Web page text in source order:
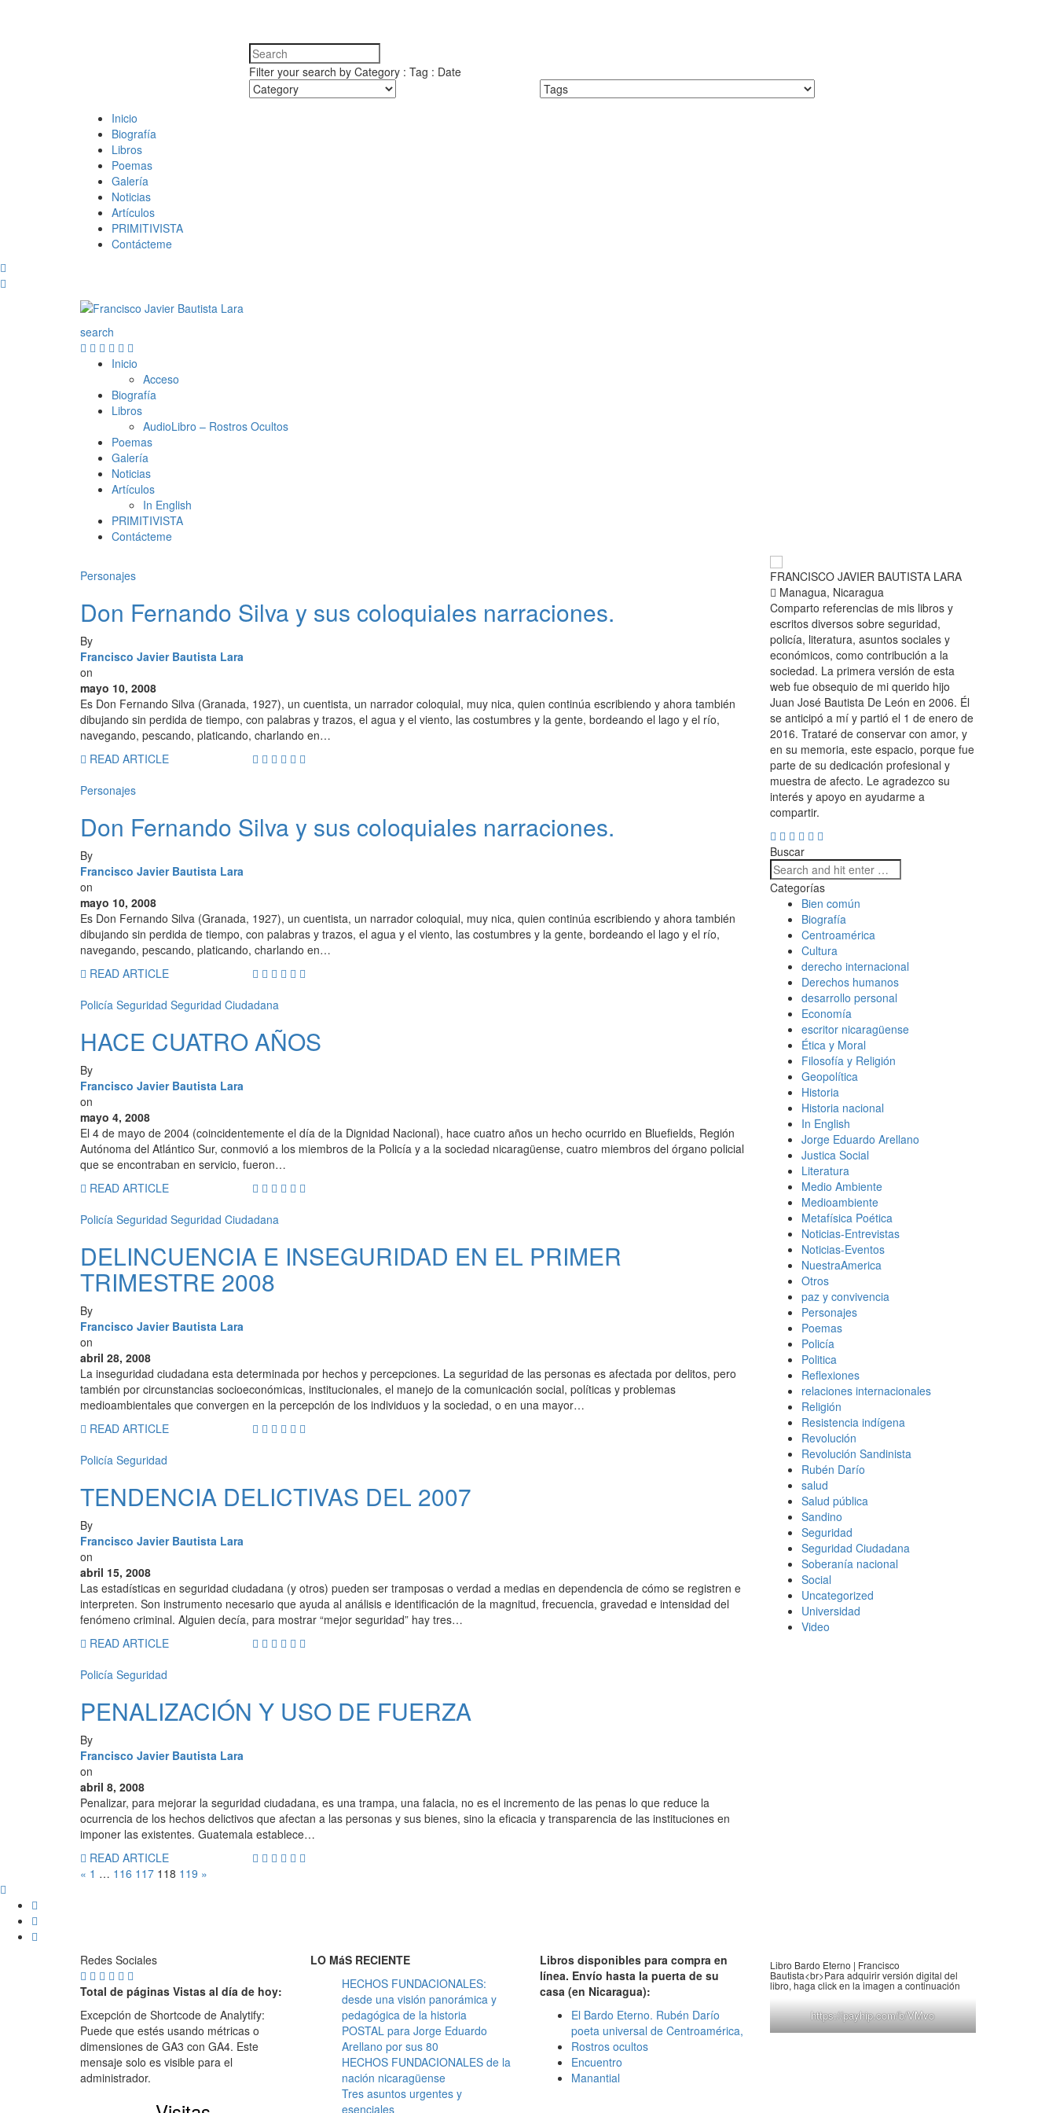
Filter your search by Category : Tag : Date
Inicio
Biografía
Libros
Poemas
Galería
Noticias
Artículos
PRIMITIVISTA
Contácteme
search
Inicio
Acceso
Biografía
Libros
AudioLibro – Rostros Ocultos
Poemas
Galería
Noticias
Artículos
In English
PRIMITIVISTA
Contácteme
Personajes
Don Fernando Silva y sus coloquiales narraciones.
By
Francisco Javier Bautista Lara
on
mayo 10, 2008
Es Don Fernando Silva (Granada, 1927), un cuentista, un narrador coloquial, muy nica, quien continúa escribiendo y ahora también
dibujando sin perdida de tiempo, con palabras y trazos, el agua y el viento, las costumbres y la gente, bordeando el lago y el río,
navegando, pescando, platicando, charlando en…
READ ARTICLE
Personajes
Don Fernando Silva y sus coloquiales narraciones.
By
Francisco Javier Bautista Lara
on
mayo 10, 2008
Es Don Fernando Silva (Granada, 1927), un cuentista, un narrador coloquial, muy nica, quien continúa escribiendo y ahora también
dibujando sin perdida de tiempo, con palabras y trazos, el agua y el viento, las costumbres y la gente, bordeando el lago y el río,
navegando, pescando, platicando, charlando en…
READ ARTICLE
Policía Seguridad Seguridad Ciudadana
HACE CUATRO AÑOS
By
Francisco Javier Bautista Lara
on
mayo 4, 2008
El 4 de mayo de 2004 (coincidentemente el día de la Dignidad Nacional), hace cuatro años un hecho ocurrido en Bluefields, Región
Autónoma del Atlántico Sur, conmovió a los miembros de la Policía y a la sociedad nicaragüense, cuatro miembros del órgano policial
que se encontraban en servicio, fueron…
READ ARTICLE
Policía Seguridad Seguridad Ciudadana
DELINCUENCIA E INSEGURIDAD EN EL PRIMER
TRIMESTRE 2008
By
Francisco Javier Bautista Lara
on
abril 28, 2008
La inseguridad ciudadana esta determinada por hechos y percepciones. La seguridad de las personas es afectada por delitos, pero
también por circunstancias socioeconómicas, institucionales, el manejo de la comunicación social, políticas y problemas
medioambientales que convergen en la percepción de los individuos y la sociedad, o en una mayor…
READ ARTICLE
Policía Seguridad
TENDENCIA DELICTIVAS DEL 2007
By
Francisco Javier Bautista Lara
on
abril 15, 2008
Las estadísticas en seguridad ciudadana (y otros) pueden ser tramposas o verdad a medias en dependencia de cómo se registren e
interpreten. Son instrumento necesario que ayuda al análisis e identificación de la magnitud, frecuencia, gravedad e intensidad del
fenómeno criminal. Alguien decía, para mostrar “mejor seguridad” hay tres…
READ ARTICLE
Policía Seguridad
PENALIZACIÓN Y USO DE FUERZA
By
Francisco Javier Bautista Lara
on
abril 8, 2008
Penalizar, para mejorar la seguridad ciudadana, es una trampa, una falacia, no es el incremento de las penas lo que reduce la
ocurrencia de los hechos delictivos que afectan a las personas y sus bienes, sino la eficacia y transparencia de las instituciones en
imponer las existentes. Guatemala establece…
READ ARTICLE
« 1 … 116 117 118 119 »
FRANCISCO JAVIER BAUTISTA LARA
Managua, Nicaragua
Comparto referencias de mis libros y
escritos diversos sobre seguridad,
policía, literatura, asuntos sociales y
económicos, como contribución a la
sociedad. La primera versión de esta
web fue obsequio de mi querido hijo
Juan José Bautista De León en 2006. Él
se anticipó a mí y partió el 1 de enero de
2016. Trataré de conservar con amor, y
en su memoria, este espacio, porque fue
parte de su dedicación profesional y
muestra de afecto. Le agradezco su
interés y apoyo en ayudarme a
compartir.
Buscar
Categorías
Bien común
Biografía
Centroamérica
Cultura
derecho internacional
Derechos humanos
desarrollo personal
Economía
escritor nicaragüense
Ética y Moral
Filosofía y Religión
Geopolítica
Historia
Historia nacional
In English
Jorge Eduardo Arellano
Justica Social
Literatura
Medio Ambiente
Medioambiente
Metafísica Poética
Noticias-Entrevistas
Noticias-Eventos
NuestraAmerica
Otros
paz y convivencia
Personajes
Poemas
Policía
Politica
Reflexiones
relaciones internacionales
Religión
Resistencia indígena
Revolución
Revolución Sandinista
Rubén Darío
salud
Salud pública
Sandino
Seguridad
Seguridad Ciudadana
Soberanía nacional
Social
Uncategorized
Universidad
Video
Redes Sociales
Total de páginas Vistas al día de hoy:
Excepción de Shortcode de Analytify:
Puede que estés usando métricas o
dimensiones de GA3 con GA4. Este
mensaje solo es visible para el
administrador.
LO MáS RECIENTE
HECHOS FUNDACIONALES:
desde una visión panorámica y
pedagógica de la historia
POSTAL para Jorge Eduardo
Arellano por sus 80
HECHOS FUNDACIONALES de la
nación nicaragüense
Tres asuntos urgentes y
esenciales
Libros disponibles para compra en
línea. Envío hasta la puerta de su
casa (en Nicaragua):
El Bardo Eterno. Rubén Darío
poeta universal de Centroamérica,
Rostros ocultos
Encuentro
Manantial
Libro Bardo Eterno | Francisco
Bautista<br>Para adquirir versión digital del
libro, haga click en la imagen a continuación
https://payhip.com/b/VMvo